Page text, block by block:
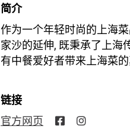
简介
作为一个年轻时尚的上海
家沙的延伸, 既秉承了上海
有中餐爱好者带来上海菜的
链接
官方网页